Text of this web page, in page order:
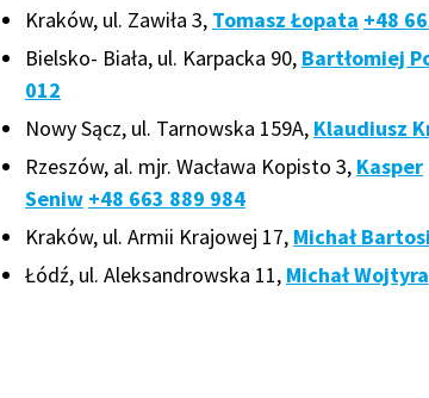
Kraków, ul. Zawiła 3, Tomasz Łopata +48
Bielsko- Biała, ul. Karpacka 90, Bartłomiej
012
Nowy Sącz, ul. Tarnowska 159A, Klaudiusz
Rzeszów, al. mjr. Wacława Kopisto 3, Kasper
Seniw +48 663 889 984
Kraków, ul. Armii Krajowej 17, Michał
Łódź, ul. Aleksandrowska 11, Michał Wojtyra